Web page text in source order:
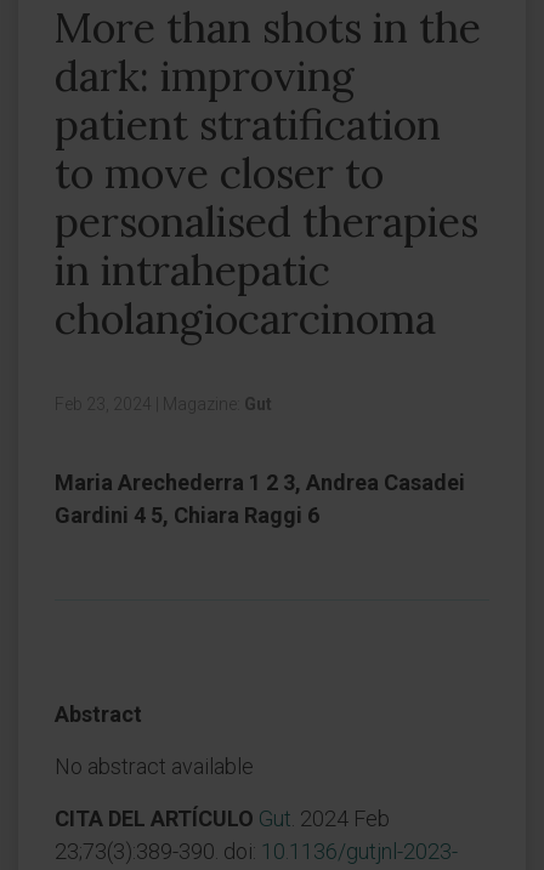
More than shots in the
dark: improving
patient stratification
to move closer to
personalised therapies
in intrahepatic
cholangiocarcinoma
Feb 23, 2024 Magazine: Gut
Maria Arechederra 1 2 3, Andrea Casadei
Gardini 4 5, Chiara Raggi 6
Abstract
No abstract available
CITA DEL ARTÍCULO Gut . 2024 Feb
23;73(3):389-390. doi: 10.1136/gutjnl-2023-